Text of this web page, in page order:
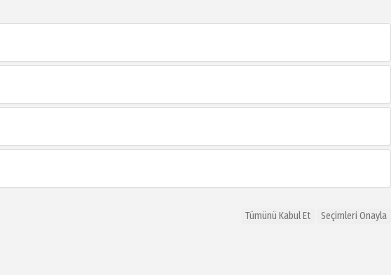
Tümünü Kabul Et Seçimleri Onayla